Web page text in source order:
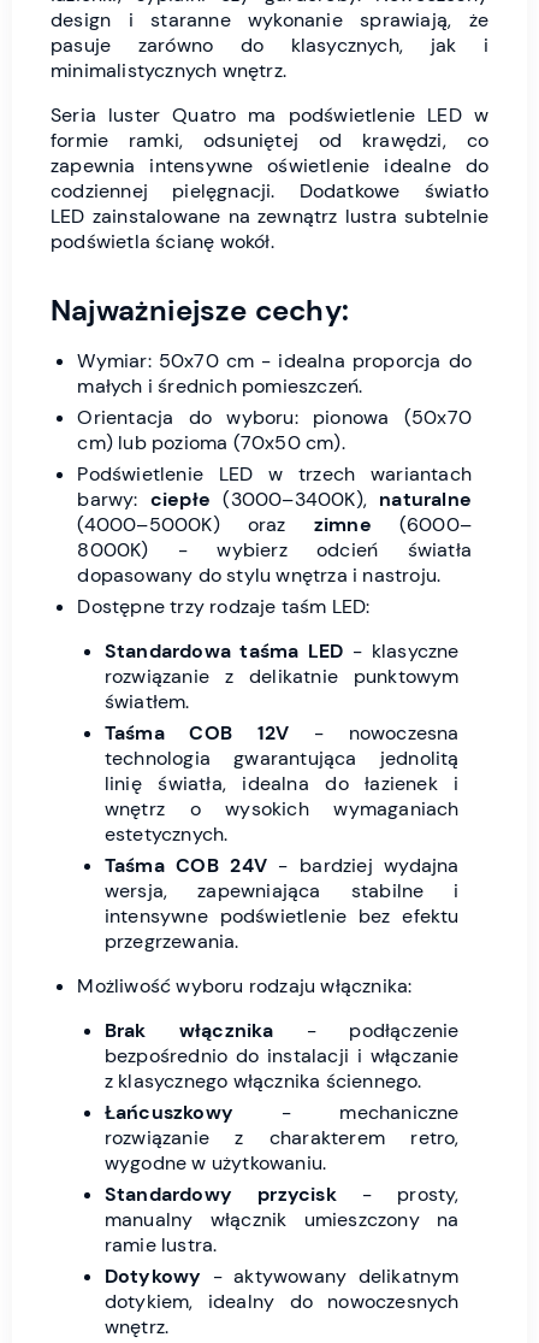
design i staranne wykonanie sprawiają, że
pasuje zarówno do klasycznych, jak i
minimalistycznych wnętrz.
Seria luster Quatro ma podświetlenie LED w
formie ramki, odsuniętej od krawędzi, co
zapewnia intensywne oświetlenie idealne do
codziennej pielęgnacji. Dodatkowe światło
LED zainstalowane na zewnątrz lustra subtelnie
podświetla ścianę wokół.
Najważniejsze cechy:
Wymiar: 50x70 cm - idealna proporcja do
małych i średnich pomieszczeń.
Orientacja do wyboru: pionowa (50x70
cm) lub pozioma (70x50 cm).
Podświetlenie LED w trzech wariantach
barwy: ciepłe (3000–3400K), naturalne
(4000–5000K) oraz zimne (6000–
8000K) - wybierz odcień światła
dopasowany do stylu wnętrza i nastroju.
Dostępne trzy rodzaje taśm LED:
Standardowa taśma LED - klasyczne
rozwiązanie z delikatnie punktowym
światłem.
Taśma COB 12V - nowoczesna
technologia gwarantująca jednolitą
linię światła, idealna do łazienek i
wnętrz o wysokich wymaganiach
estetycznych.
Taśma COB 24V- bardziej wydajna
wersja, zapewniająca stabilne i
intensywne podświetlenie bez efektu
przegrzewania.
Możliwość wyboru rodzaju włącznika:
Brak włącznika - podłączenie
bezpośrednio do instalacji i włączanie
z klasycznego włącznika ściennego.
Łańcuszkowy - mechaniczne
rozwiązanie z charakterem retro,
wygodne w użytkowaniu.
Standardowy przycisk- prosty,
manualny włącznik umieszczony na
ramie lustra.
Dotykowy - aktywowany delikatnym
dotykiem, idealny do nowoczesnych
wnętrz.